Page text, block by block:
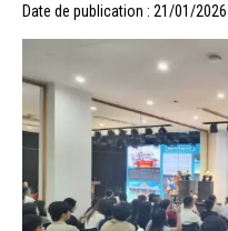
Date de publication : 21/01/2026